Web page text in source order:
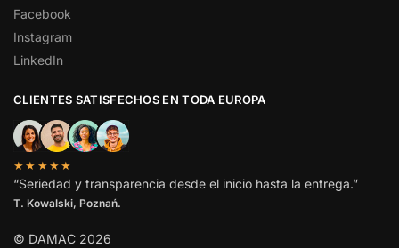
Facebook
Instagram
LinkedIn
CLIENTES SATISFECHOS EN TODA EUROPA
★★★★★
“Seriedad y transparencia desde el inicio hasta la entrega.”
T. Kowalski, Poznań.
© DAMAC 2026